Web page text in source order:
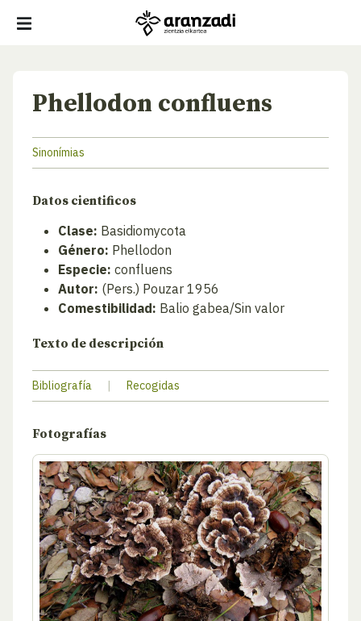
Phellodon confluens
Sinonímias
Datos cientificos
Clase: Basidiomycota
Género: Phellodon
Especie: confluens
Autor: (Pers.) Pouzar 1956
Comestibilidad: Balio gabea/Sin valor
Texto de descripción
Bibliografía | Recogidas
Fotografías